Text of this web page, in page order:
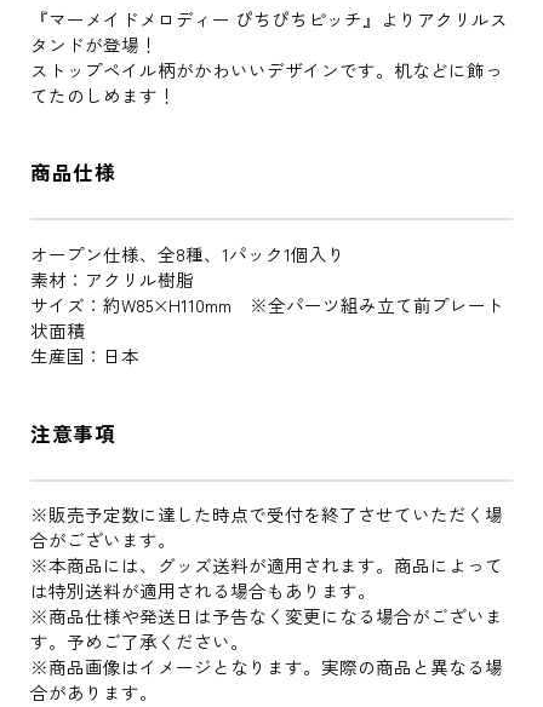
『マーメイドメロディー ぴちぴちピッチ』よりアクリルス
タンドが登場！
ストップペイル柄がかわいいデザインです。机などに飾っ
てたのしめます！
商品仕様
オープン仕様、全8種、1パック1個入り
素材：アクリル樹脂
サイズ：約W85×H110mm ※全パーツ組み立て前プレート
状面積
生産国：日本
注意事項
※販売予定数に達した時点で受付を終了させていただく場
合がございます。
※本商品には、グッズ送料が適用されます。商品によって
は特別送料が適用される場合もあります。
※商品仕様や発送日は予告なく変更になる場合がございま
す。予めご了承ください。
※商品画像はイメージとなります。実際の商品と異なる場
合があります。